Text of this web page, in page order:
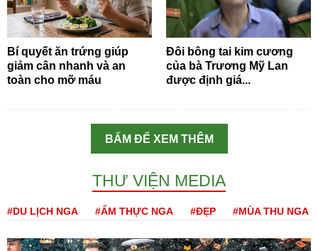
Bí quyết ăn trứng giúp
giảm cân nhanh và an
toàn cho mỡ máu
Đôi bông tai kim cương
của bà Trương Mỹ Lan
được định giá...
BẤM ĐỂ XEM THÊM
THƯ VIỆN MEDIA
#DU LỊCH NGA #ẨM THỰC NGA #ĐẸP #MÙA THU NGA